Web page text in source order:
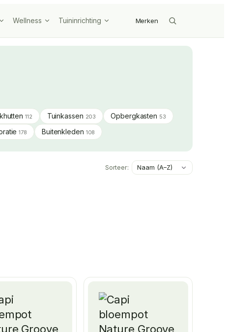
Wellness Tuininrichting Merken
112 Tuinkassen 203 Opbergkasten 53
178 Buitenkleden 108
Sorteer: